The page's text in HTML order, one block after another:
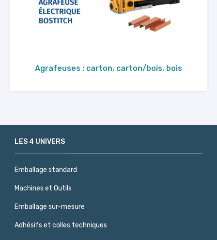
Agrafeuses : carton, carton/bois, bois
LES 4 UNIVERS
Emballage standard
Machines et Outils
Emballage sur-mesure
Adhésifs et colles techniques